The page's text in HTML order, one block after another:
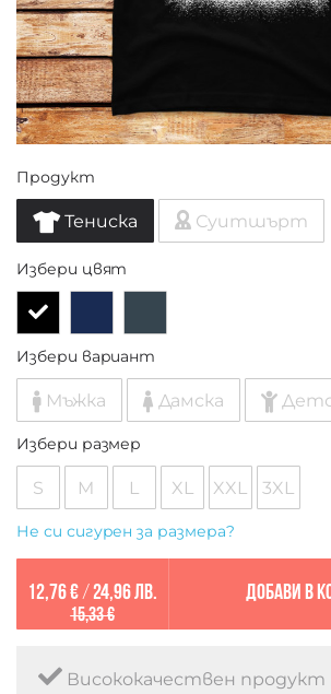
Продукт
Тениска Суитшърт
Избери цвят
Избери вариант
Мъжка Дамска
Избери размер
S M L XL XXL 3XL
Не си сигурен за размера?
12,76 €/ 24,96 лв.
15,33 €
Добави в
Висококачествен продукт